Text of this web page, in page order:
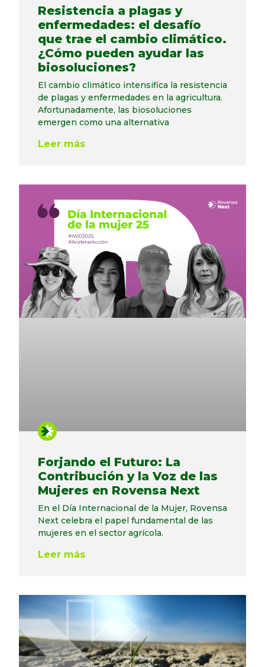
Resistencia a plagas y
enfermedades: el desafío
que trae el cambio climático.
¿Cómo pueden ayudar las
biosoluciones?
El cambio climático intensifica la resistencia
de plagas y enfermedades en la agricultura.
Afortunadamente, las biosoluciones
emergen como una alternativa
Leer más
Forjando el Futuro: La
Contribución y la Voz de las
Mujeres en Rovensa Next
En el Día Internacional de la Mujer, Rovensa
Next celebra el papel fundamental de las
mujeres en el sector agrícola.
Leer más